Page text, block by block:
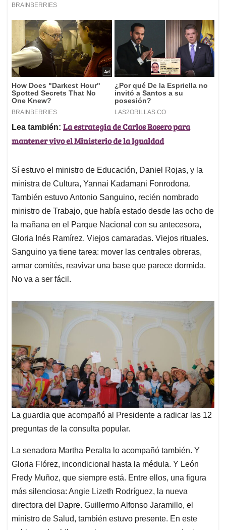
Lea también: La estrategia de Carlos Rosero para
mantener vivo el Ministerio de la Igualdad
Sí estuvo el ministro de Educación, Daniel Rojas, y la
ministra de Cultura, Yannai Kadamani Fonrodona.
También estuvo Antonio Sanguino, recién nombrado
ministro de Trabajo, que había estado desde las ocho de
la mañana en el Parque Nacional con su antecesora,
Gloria Inés Ramírez. Viejos camaradas. Viejos rituales.
Sanguino ya tiene tarea: mover las centrales obreras,
armar comités, reavivar una base que parece dormida.
No va a ser fácil.
La guardia que acompañó al Presidente a radicar las 12
preguntas de la consulta popular.
La senadora Martha Peralta lo acompañó también. Y
Gloria Flórez, incondicional hasta la médula. Y León
Fredy Muñoz, que siempre está. Entre ellos, una figura
más silenciosa: Angie Lizeth Rodríguez, la nueva
directora del Dapre. Guillermo Alfonso Jaramillo, el
ministro de Salud, también estuvo presente. En este